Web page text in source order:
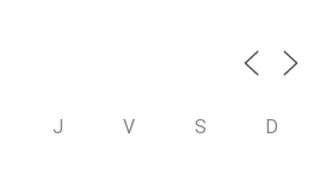
J V S D